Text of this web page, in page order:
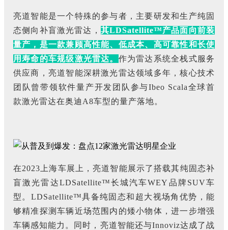
亮道智能是一个特殊的参与者，主要研发和生产纯固
态侧向补盲激光雷达， 其LDSatellite™产品面向前装
量产，是一款兼顾高性能、低成本、高可靠性和长使
用寿命的车规级激光雷达。 作为雷达系统全栈式服务
供应商，亮道智能深耕激光雷达领域多年，核心技术
团队曾带领软件量产开发团队参与Ibeo Scala全球首
款激光雷达在奥迪A8车型的量产落地。
在2023上海车展上，亮道智能展示了搭载其纯固态补
盲激光雷达LDSatellite™长城汽车WEY品牌SUV车
型。LDSatellite™具备纯固态和超大视场角优势，能
够精准探测车辆近场范围内的矮小物体，进一步增强
车辆感知能力。同时，亮道智能还与Innoviz达成了战